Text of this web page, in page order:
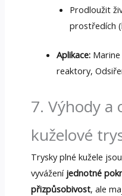
Prodloužit
prostředích
Aplikace:
reaktory,
7. Výhody a
kuželové
Trysky plné kužele
vyvážení jednotné
přizpůsobivost, ale